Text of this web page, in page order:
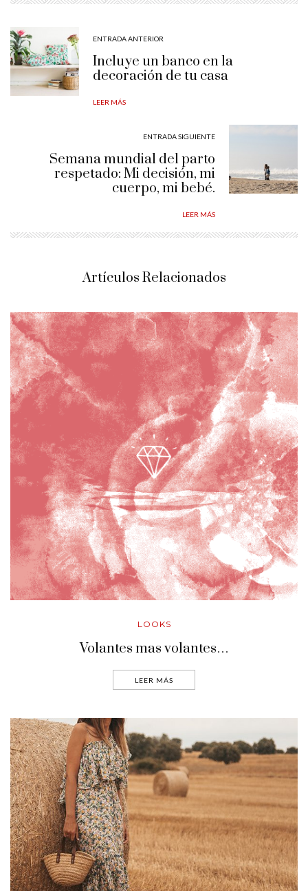
ENTRADA ANTERIOR
Incluye un banco en la
decoración de tu casa
LEER MÁS
ENTRADA SIGUIENTE
Semana mundial del parto
respetado: Mi decisión, mi
cuerpo, mi bebé.
LEER MÁS
Artículos Relacionados
LOOKS
Volantes mas volantes…
LEER MÁS